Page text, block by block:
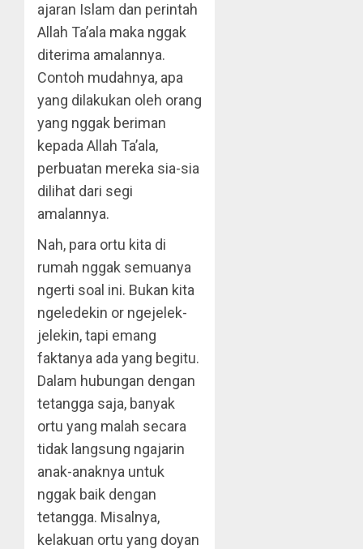
ajaran Islam dan perintah
Allah Ta’ala maka nggak
diterima amalannya.
Contoh mudahnya, apa
yang dilakukan oleh orang
yang nggak beriman
kepada Allah Ta’ala,
perbuatan mereka sia-sia
dilihat dari segi
amalannya.
Nah, para ortu kita di
rumah nggak semuanya
ngerti soal ini. Bukan kita
ngeledekin or ngejelek-
jelekin, tapi emang
faktanya ada yang begitu.
Dalam hubungan dengan
tetangga saja, banyak
ortu yang malah secara
tidak langsung ngajarin
anak-anaknya untuk
nggak baik dengan
tetangga. Misalnya,
kelakuan ortu yang doyan